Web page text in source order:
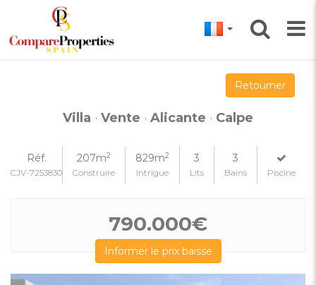
Retourner
Villa · Vente · Alicante · Calpe
Réf.
CJV-7253830
207m2
Construire
829m2
Intrigue
3
Lits
3
Bains Piscine
790.000€
Informer le prix baisse